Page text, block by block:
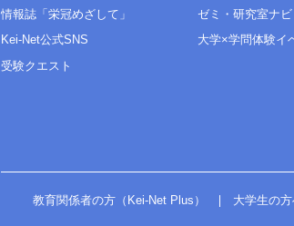
情報誌「栄冠めざして」
Kei-Net公式SNS
受験クエスト
ゼミ・研究室ナビ
大学×学問体験イ
教育関係者の方（Kei-Net Plus） 大学生の